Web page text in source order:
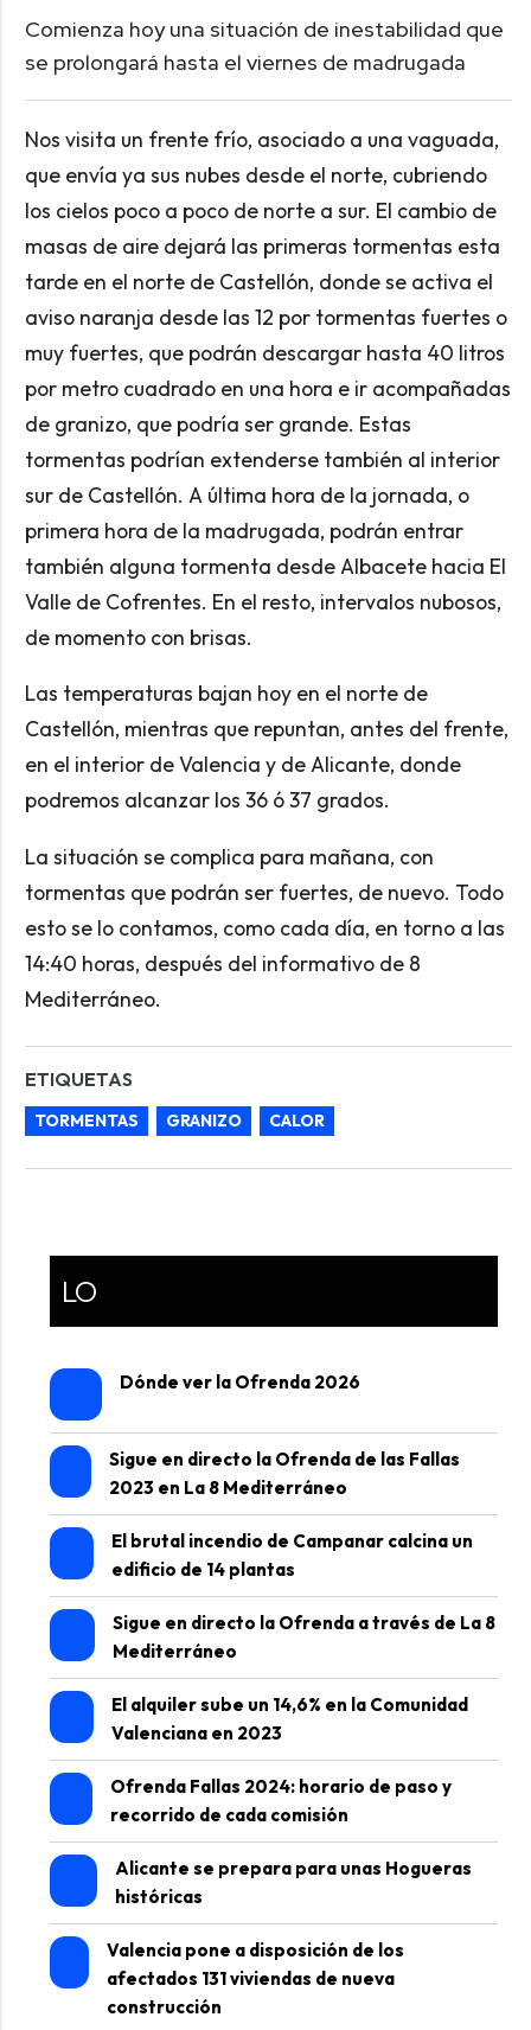
Comienza hoy una situación de inestabilidad que
se prolongará hasta el viernes de madrugada
Nos visita un frente frío, asociado a una vaguada,
que envía ya sus nubes desde el norte, cubriendo
los cielos poco a poco de norte a sur. El cambio de
masas de aire dejará las primeras tormentas esta
tarde en el norte de Castellón, donde se activa el
aviso naranja desde las 12 por tormentas fuertes o
muy fuertes, que podrán descargar hasta 40 litros
por metro cuadrado en una hora e ir acompañadas
de granizo, que podría ser grande. Estas
tormentas podrían extenderse también al interior
sur de Castellón. A última hora de la jornada, o
primera hora de la madrugada, podrán entrar
también alguna tormenta desde Albacete hacia El
Valle de Cofrentes. En el resto, intervalos nubosos,
de momento con brisas.
Las temperaturas bajan hoy en el norte de
Castellón, mientras que repuntan, antes del frente,
en el interior de Valencia y de Alicante, donde
podremos alcanzar los 36 ó 37 grados.
La situación se complica para mañana, con
tormentas que podrán ser fuertes, de nuevo. Todo
esto se lo contamos, como cada día, en torno a las
14:40 horas, después del informativo de 8
Mediterráneo.
ETIQUETAS
TORMENTAS GRANIZO CALOR
LO
Dónde ver la Ofrenda 2026
Sigue en directo la Ofrenda de las Fallas
2023 en La 8 Mediterráneo
El brutal incendio de Campanar calcina un
edificio de 14 plantas
Sigue en directo la Ofrenda a través de La 8
Mediterráneo
El alquiler sube un 14,6% en la Comunidad
Valenciana en 2023
Ofrenda Fallas 2024: horario de paso y
recorrido de cada comisión
Alicante se prepara para unas Hogueras
históricas
Valencia pone a disposición de los
afectados 131 viviendas de nueva
construcción